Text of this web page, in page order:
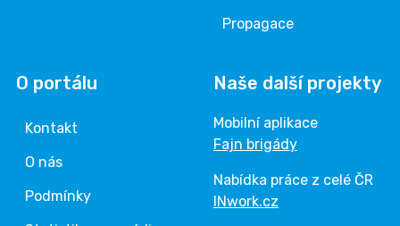
Propagace
O portálu
Kontakt
O nás
Podmínky
Naše další projekty
Mobilní aplikace
Fajn brigády
Nabídka práce z celé ČR
INwork.cz